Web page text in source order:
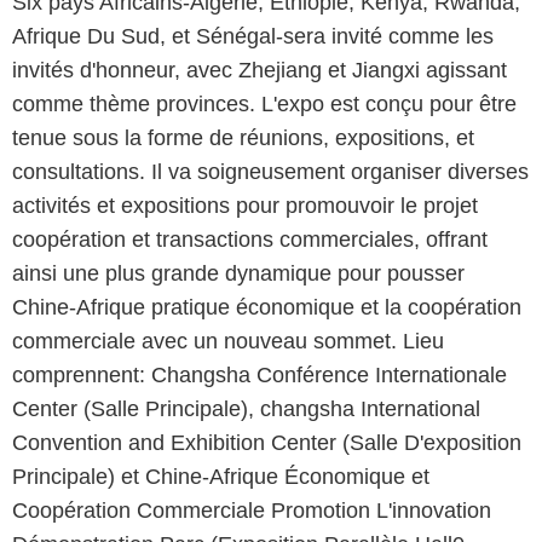
Afrique Du Sud, et Sénégal-sera invité comme les
invités d'honneur, avec Zhejiang et Jiangxi agissant
comme thème provinces. L'expo est conçu pour être
tenue sous la forme de réunions, expositions, et
consultations. Il va soigneusement organiser diverses
activités et expositions pour promouvoir le projet
coopération et transactions commerciales, offrant
ainsi une plus grande dynamique pour pousser
Chine-Afrique pratique économique et la coopération
commerciale avec un nouveau sommet. Lieu
comprennent: Changsha Conférence Internationale
Center (Salle Principale), changsha International
Convention and Exhibition Center (Salle D'exposition
Principale) et Chine-Afrique Économique et
Coopération Commerciale Promotion L'innovation